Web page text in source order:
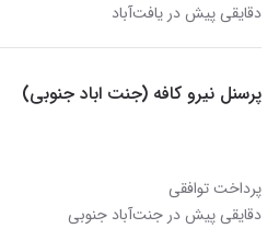
دقایقی پیش در یافت‌آباد
پرسنل نیرو کافه (جنت اباد جنوبی)
پرداخت توافقی
دقایقی پیش در جنت‌آباد جنوبی